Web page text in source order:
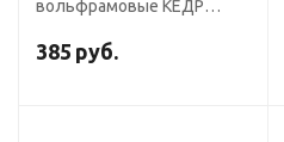
вольфрамовые КЕДР
(золотистый) AC/DC
385 руб.